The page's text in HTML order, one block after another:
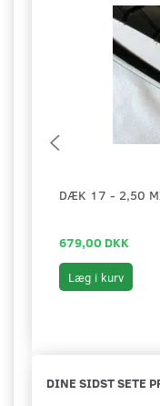
DÆK 17 - 2,50
679,00 DKK
Læg i kurv
DINE SIDST SETE